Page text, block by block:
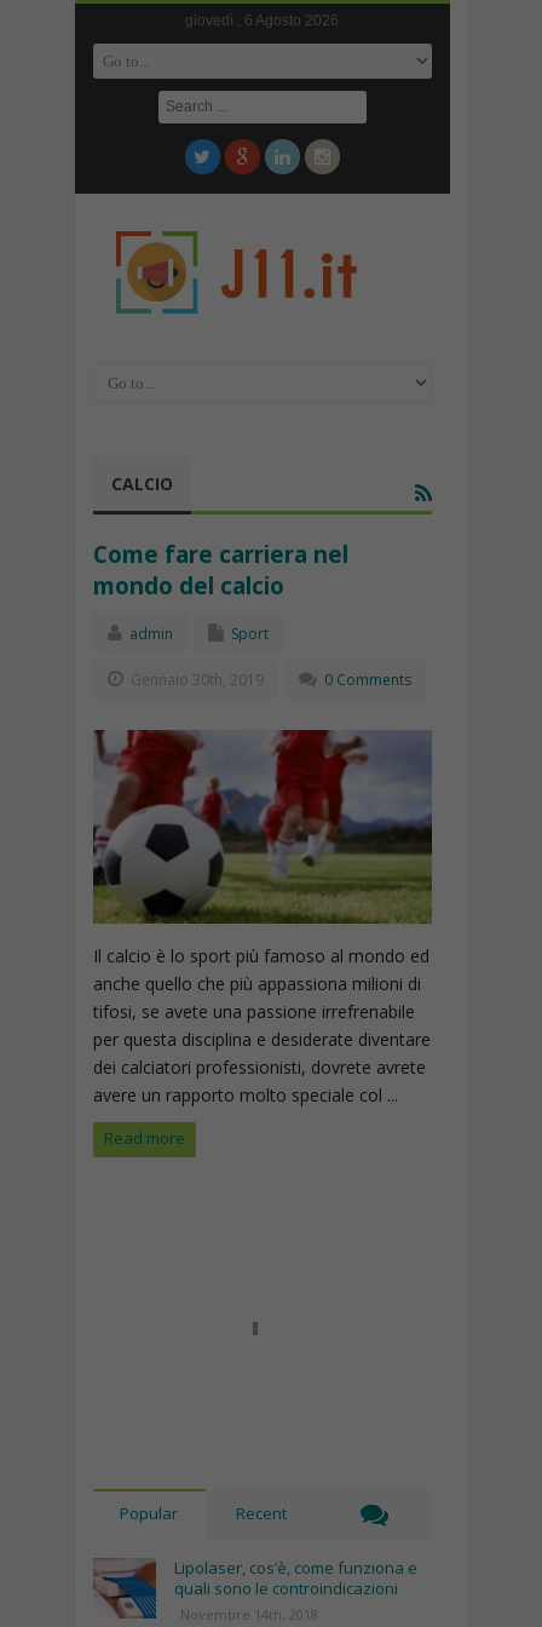
giovedì , 6 Agosto 2026
CALCIO
Come fare carriera nel
mondo del calcio
admin Sport
Gennaio 30th, 2019 0 Comments
Il calcio è lo sport più famoso al mondo ed
anche quello che più appassiona milioni di
tifosi, se avete una passione irrefrenabile
per questa disciplina e desiderate diventare
dei calciatori professionisti, dovrete avrete
avere un rapporto molto speciale col ...
Read more
Popular Recent
Lipolaser, cos’è, come funziona e
quali sono le controindicazioni
Novembre 14th, 2018